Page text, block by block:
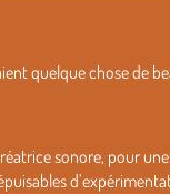
quelque chose de
sonore, pour